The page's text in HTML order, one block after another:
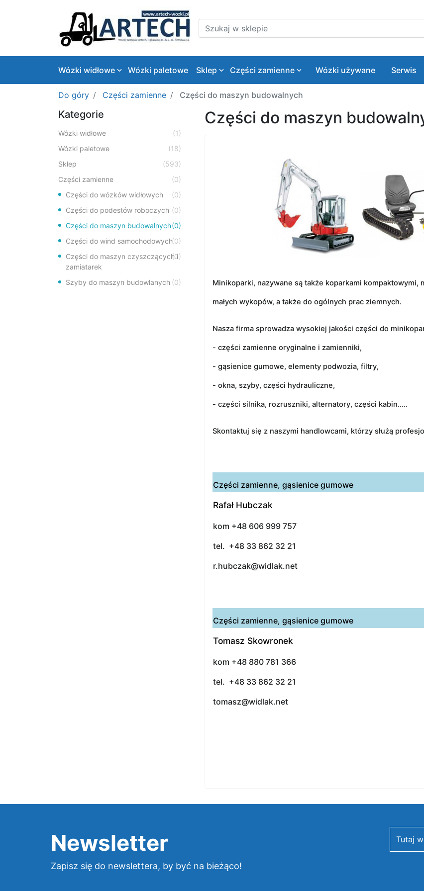
Szukaj w sklepie
Wózki widłowe Wózki paletowe Sklep Części zamienne Wózki używane Serwis
Do góry Części zamienne Części do maszyn budowalnych
Kategorie
Wózki widłowe
(1)
Wózki paletowe
(18)
Sklep
(593)
Części zamienne
(0)
Części do wózków widłowych
(0)
Części do podestów roboczych (0)
Części do maszyn budowalnych(0)
Części do wind samochodowych(0)
Części do maszyn czyszczących i
zamiatarek
(0)
Szyby do maszyn budowlanych (0)
Części do maszyn
Minikoparki, nazywane są także koparkami kompaktowymi,
małych wykopów, a także do ogólnych prac ziemnych.
Nasza firma sprowadza wysokiej jakości części do
- części zamienne oryginalne i zamienniki,
- gąsienice gumowe, elementy podwozia, filtry,
- okna, szyby, części hydrauliczne,
- części silnika, rozruszniki, alternatory, części kabin.....
Skontaktuj się z naszymi handlowcami, którzy służą
Części zamienne, gąsienice gumowe
Rafał Hubczak
kom +48 606 999 757
tel. +48 33 862 32 21
r.hubczak@widlak.net
Części zamienne, gąsienice gumowe
Tomasz Skowronek
kom +48 880 781 366
tel. +48 33 862 32 21
tomasz@widlak.net
Newsletter
Zapisz się do newslettera, by być na bieżąco!